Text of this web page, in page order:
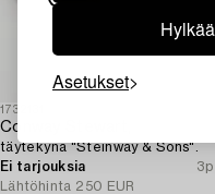
Asetukset
1732131
Conway Stewart,
täytekynä "Steinway & Sons".
Ei tarjouksia
3p
Lähtöhinta 250 EUR